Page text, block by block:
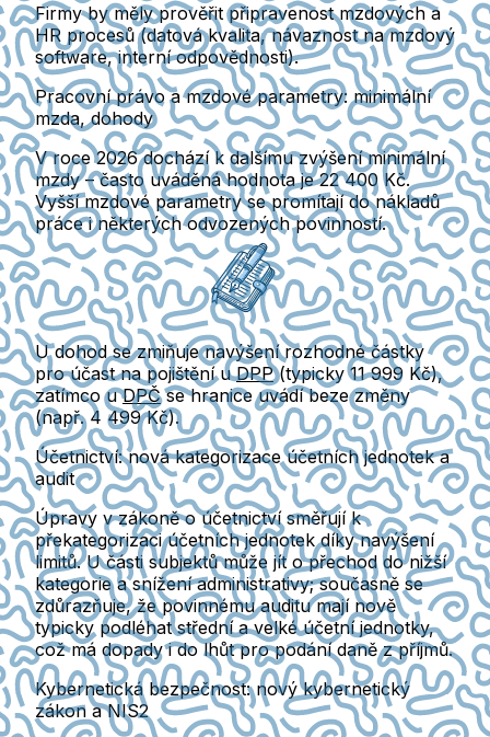
Firmy by měly prověřit připravenost mzdových a
HR procesů (datová kvalita, návaznost na mzdový
software, interní odpovědnosti).
Pracovní právo a mzdové parametry: minimální
mzda, dohody
V roce 2026 dochází k dalšímu zvýšení minimální
mzdy – často uváděná hodnota je22 400 Kč.
Vyšší mzdové parametry se promítají do nákladů
práce i některých odvozených povinností.
U dohod se zmiňuje navýšení rozhodné částky
pro účast na pojištění uDPP(typicky11 999 Kč),
zatímco uDPČse hranice uvádí beze změny
(např. 4 499 Kč).
Účetnictví: nová kategorizace účetních jednotek a
audit
Úpravy v zákoně o účetnictví směřují k
překategorizaci účetních jednotekdíky navýšení
limitů. U části subjektů může jít o přechod do nižší
kategorie a snížení administrativy; současně se
zdůrazňuje, že povinnému auditu mají nově
typicky podléhatstřední a velké účetní jednotky,
což má dopady i do lhůt pro podání daně z příjmů.
Kybernetická bezpečnost: nový kybernetický
zákon a NIS2